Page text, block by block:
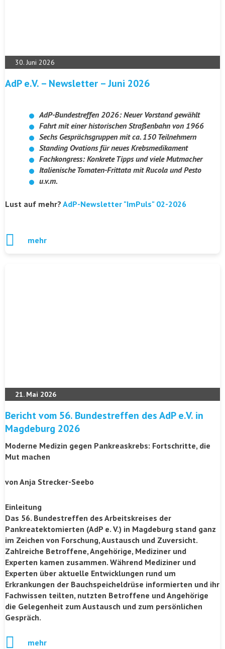
30. Juni 2026
AdP e.V. – Newsletter – Juni 2026
AdP-Bundestreffen 2026: Neuer Vorstand gewählt
Fahrt mit einer historischen Straßenbahn von 1966
Sechs Gesprächsgruppen mit ca. 150 Teilnehmern
Standing Ovations für neues Krebsmedikament
Fachkongress: Konkrete Tipps und viele Mutmacher
Italienische Tomaten-Frittata mit Rucola und Pesto
u.v.m.
Lust auf mehr? AdP-Newsletter "ImPuls" 02-2026
mehr
21. Mai 2026
Bericht vom 56. Bundestreffen des AdP e.V. in
Magdeburg 2026
Moderne Medizin gegen Pankreaskrebs: Fortschritte, die
Mut machen
von Anja Strecker-Seebo
Einleitung
Das 56. Bundestreffen des Arbeitskreises der
Pankreatektomierten (AdP e. V.) in Magdeburg stand ganz
im Zeichen von Forschung, Austausch und Zuversicht.
Zahlreiche Betroffene, Angehörige, Mediziner und
Experten kamen zusammen. Während Mediziner und
Experten über aktuelle Entwicklungen rund um
Erkrankungen der Bauchspeicheldrüse informierten und ihr
Fachwissen teilten, nutzten Betroffene und Angehörige
die Gelegenheit zum Austausch und zum persönlichen
Gespräch.
mehr